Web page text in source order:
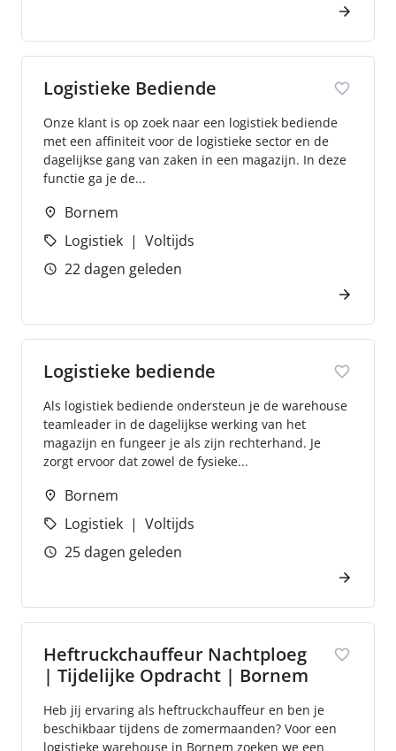
Logistieke Bediende
Onze klant is op zoek naar een logistiek bediende
met een affiniteit voor de logistieke sector en de
dagelijkse gang van zaken in een magazijn. In deze
functie ga je de...
Bornem
Logistiek
Voltijds
22 dagen geleden
Logistieke bediende
Als logistiek bediende ondersteun je de warehouse
teamleader in de dagelijkse werking van het
magazijn en fungeer je als zijn rechterhand. Je
zorgt ervoor dat zowel de fysieke...
Bornem
Logistiek
Voltijds
25 dagen geleden
Heftruckchauffeur Nachtploeg
| Tijdelijke Opdracht | Bornem
Heb jij ervaring als heftruckchauffeur en ben je
beschikbaar tijdens de zomermaanden? Voor een
logistieke warehouse in Bornem zoeken we een